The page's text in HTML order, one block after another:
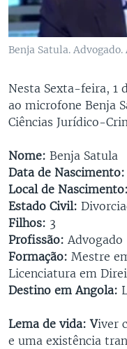
Benja Satula. Advogado.
Nesta Sexta-feira, 1
ao microfone Benja
Ciências Jurídico-
Nome: Benja Satula
Data de Nascimento:
Local de Nascimento:
Estado Civil:
Filhos: 3
Profissão: Advogado
Formação: Mestre
Licenciatura em
Destino em Angola:
Lema de vida: Viver
e uma existência